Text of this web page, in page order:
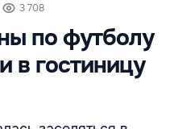
3 708
по футболу
в гостиницу